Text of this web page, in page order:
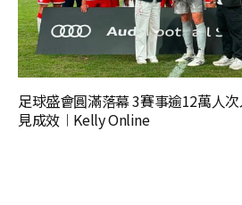
足球盛會圓滿落幕 3賽事逾12萬人
見成效︱Kelly Online